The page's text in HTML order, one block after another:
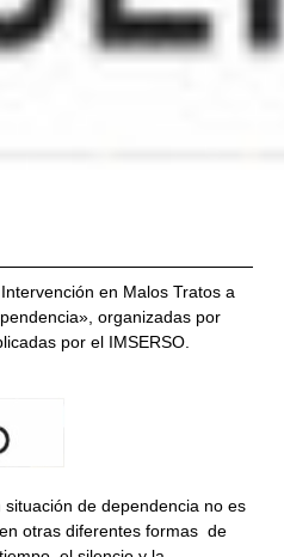
en Malos Tratos a
organizadas por
por el IMSERSO.
de dependencia no es
otras diferentes formas de